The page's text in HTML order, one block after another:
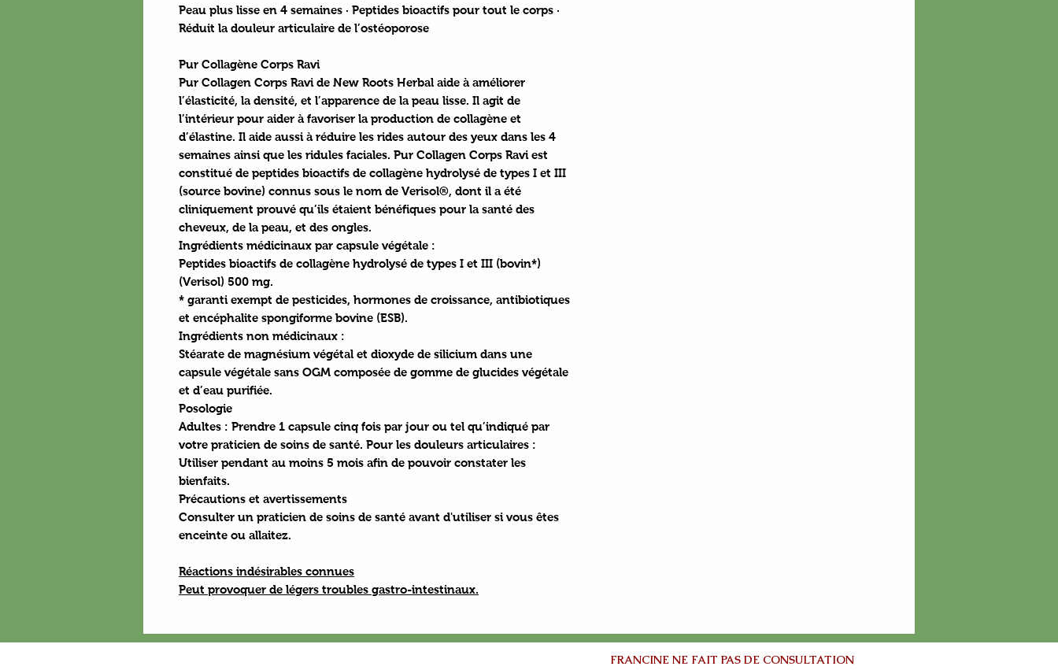
Peau plus lisse en 4 semaines · Peptides bioactifs pour tout le corps ·
Réduit la douleur articulaire de l’ostéoporose
Pur Collagène Corps Ravi
Pur Collagen Corps Ravide New Roots Herbal aide à améliorer
l’élasticité, la densité, et l’apparence de la peau lisse. Il agit de
l’intérieur pour aider à favoriser la production de collagène et
d’élastine. Il aide aussi à réduire les rides autour des yeux dans les 4
semaines ainsi que les ridules faciales. Pur Collagen Corps Ravi est
constitué de peptides bioactifs de collagène hydrolysé de types I et III
(source bovine) connus sous le nom de Verisol®, dont il a été
cliniquement prouvé qu’ils étaient bénéfiques pour la santé des
cheveux, de la peau, et des ongles.
Ingrédients médicinaux par capsule végétale :
Peptides bioactifs de collagène hydrolysé de types I et III (bovin*)
(Verisol) 500 mg.
* garanti exempt de pesticides, hormones de croissance, antibiotiques
et encéphalite spongiforme bovine (ESB).
Ingrédients non médicinaux :
Stéarate de magnésium végétal et dioxyde de silicium dans une
capsule végétale sans OGM composée de gomme de glucides végétale
et d’eau purifiée.
Posologie
Adultes : Prendre 1 capsule cinq fois par jour ou tel qu’indiqué par
votre praticien de soins de santé. Pour les douleurs articulaires :
Utiliser pendant au moins 5 mois afin de pouvoir constater les
bienfaits.
Précautions et avertissements
Consulter un praticien de soins de santé avant d'utiliser si vous êtes
enceinte ou allaitez.
Réactions indésirables connues
Peut provoquer de légers troubles gastro-intestinaux.
FRANCINE NE FAIT PAS DE CONSULTATION